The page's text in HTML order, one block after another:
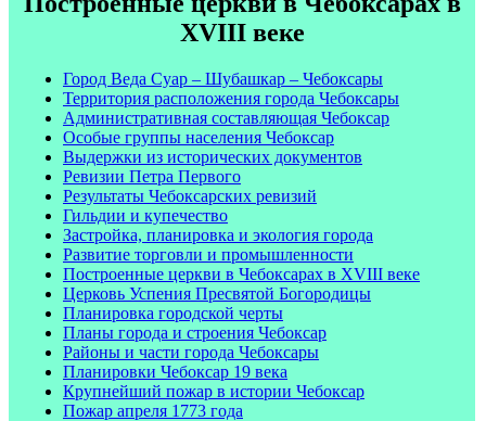
XVIII веке
Город Веда Суар – Шубашкар – Чебоксары
Территория расположения города Чебоксары
Административная составляющая Чебоксар
Особые группы населения Чебоксар
Выдержки из исторических документов
Ревизии Петра Первого
Результаты Чебоксарских ревизий
Гильдии и купечество
Застройка, планировка и экология города
Развитие торговли и промышленности
Построенные церкви в Чебоксарах в XVIII веке
Церковь Успения Пресвятой Богородицы
Планировка городской черты
Планы города и строения Чебоксар
Районы и части города Чебоксары
Планировки Чебоксар 19 века
Крупнейший пожар в истории Чебоксар
Пожар апреля 1773 года